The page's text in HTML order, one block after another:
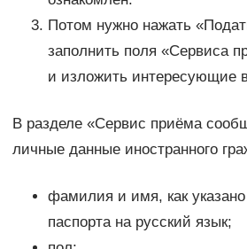
Потом нужно нажать
заполнить поля «Сервиса
и изложить интересующие
В разделе «Сервис приёма
личные данные иностранного
фамилия и имя, как
паспорта на русский язык;